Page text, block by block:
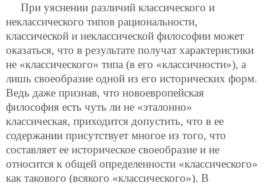
При уяснении различий классического и
неклассического типов рациональности,
классической и неклассической философии может
оказаться, что в результате получат характеристики
не «классического» типа (в его «классичности»), а
лишь своеобразие одной из его исторических форм.
Ведь даже признав, что новоевропейская
философия есть чуть ли не «эталонно»
классическая, приходится допустить, что в ее
содержании присутствует многое из того, что
составляет ее историческое своеобразие и не
относится к общей определенности «классического»
как такового (всякого «классического»). В